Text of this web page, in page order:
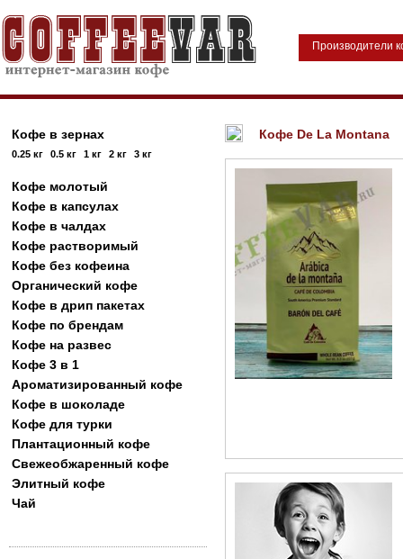
Производители
Кофе в зернах
0.25 кг 0.5 кг 1 кг 2 кг 3 кг
Кофе молотый
Кофе в капсулах
Кофе в чалдах
Кофе растворимый
Кофе без кофеина
Органический кофе
Кофе в дрип пакетах
Кофе по брендам
Кофе на развес
Кофе 3 в 1
Ароматизированный кофе
Кофе в шоколаде
Кофе для турки
Плантационный кофе
Свежеобжаренный кофе
Элитный кофе
Чай
Кофе De La Montana